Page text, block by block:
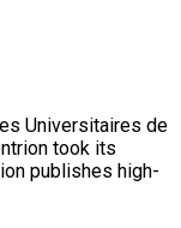
Universitaires de
took its
publishes high-